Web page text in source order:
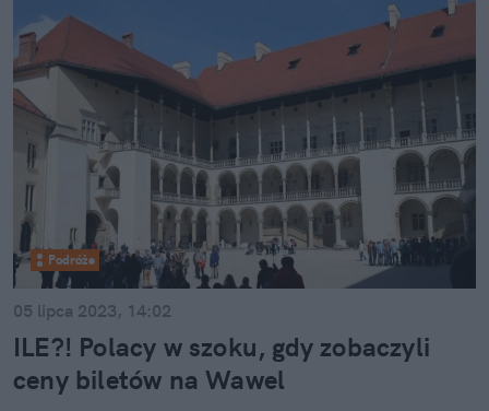
Podróże
05 lipca 2023, 14:02
ILE?! Polacy w szoku, gdy zobaczyli
ceny biletów na Wawel